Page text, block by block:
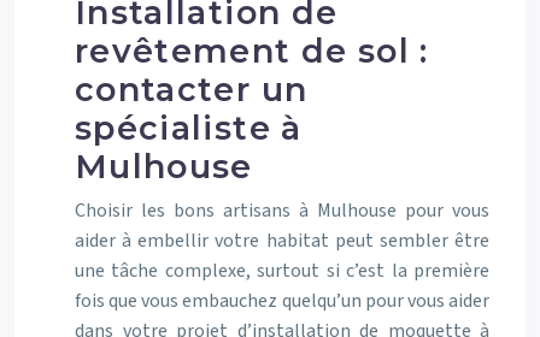
Installation de
revêtement de sol :
contacter un
spécialiste à
Mulhouse
Choisir les bons artisans à Mulhouse pour vous
aider à embellir votre habitat peut sembler être
une tâche complexe, surtout si c’est la première
fois que vous embauchez quelqu’un pour vous aider
dans votre projet d’installation de moquette à